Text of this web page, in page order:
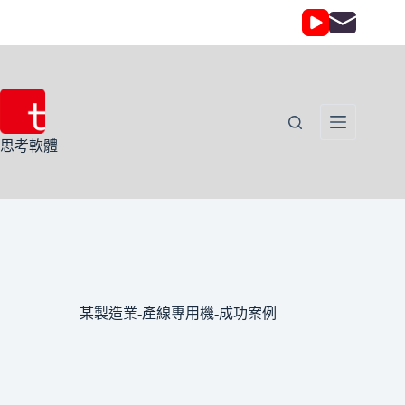
思考軟體
某製造業-產線專用機-成功案例